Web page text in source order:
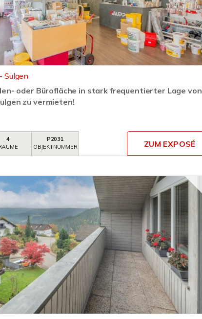
Sulgen
oder Bürofläche in stark frequentierter Lage von
zu vermieten!
4
P2031
OBJEKTNUMMER
ZUM EXPOSÉ